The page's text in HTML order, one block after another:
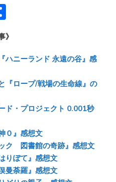
有
》
ハニーランド 永遠の谷』感
『ロープ/戦場の生命線』の
ド・プロジェクト 0.001秒
０』感想文
ク 図書館の奇跡』感想文
りぼて』感想文
曼荼羅』感想文